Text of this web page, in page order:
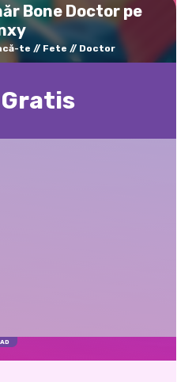
Bone Doctor pe
te Fete Doctor